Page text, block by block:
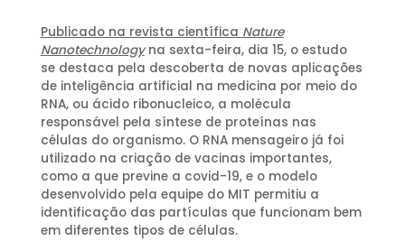
Publicado na revista científica Nature
Nanotechnologyna sexta-feira, dia 15, o estudo
se destaca pela descoberta de novas aplicações
de inteligência artificial na medicina por meio do
RNA, ou ácido ribonucleico, a molécula
responsável pela síntese de proteínas nas
células do organismo. O RNA mensageiro já foi
utilizado na criação de vacinas importantes,
como a que previne a covid-19, e o modelo
desenvolvido pela equipe do MIT permitiu a
identificação das partículas que funcionam bem
em diferentes tipos de células.